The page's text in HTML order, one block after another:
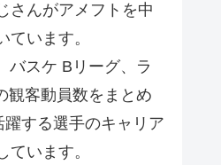
さんがアメフトを中
ています。
バスケ Bリーグ、ラ
観客動員数をまとめ
する選手のキャリア
ています。